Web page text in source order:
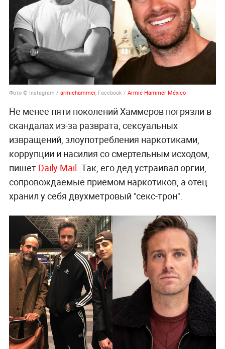
Фото © Instagram / armiehammer, Facebook / Armie Hammer México
Не менее пяти поколений Хаммеров погрязли в
скандалах из-за разврата, сексуальных
извращений, злоупотребления наркотиками,
коррупции и насилия со смертельным исходом,
пишет Daily Mail. Так, его дед устраивал оргии,
сопровождаемые приёмом наркотиков, а отец
хранил у себя двухметровый "секс-трон".